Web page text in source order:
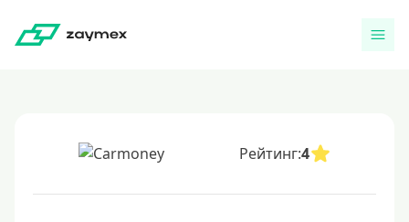
Рейтинг:4